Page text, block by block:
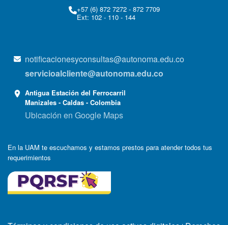
+57 (6) 872 7272 - 872 7709
Ext: 102 - 110 - 144
notificacionesyconsultas@autonoma.edu.co
servicioalcliente@autonoma.edu.co
Antigua Estación del Ferrocarril
Manizales - Caldas - Colombia
Ubicación en Google Maps
En la UAM te escuchamos y estamos prestos para atender todos tus
requerimientos